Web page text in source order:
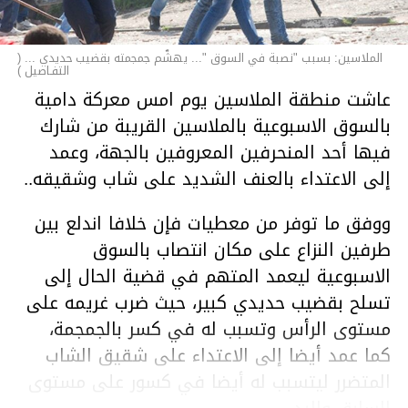
الملاسين: بسبب "نصبة في السوق "... يهشّم جمجمته بقضيب حديدي ... (
التفـاصيل )
عاشت منطقة الملاسين يوم امس معركة دامية
بالسوق الاسبوعية بالملاسين القريبة من شارك
فيها أحد المنحرفين المعروفين بالجهة، وعمد
إلى الاعتداء بالعنف الشديد على شاب وشقيقه..
ووفق ما توفر من معطيات فإن خلافا اندلع بين
طرفين النزاع على مكان انتصاب بالسوق
الاسبوعية ليعمد المتهم في قضية الحال إلى
تسلح بقضيب حديدي كبير، حيث ضرب غريمه على
مستوى الرأس وتسبب له في كسر بالجمجمة،
كما عمد أيضا إلى الاعتداء على شقيق الشاب
المتضرر ليتسبب له أيضا في كسور على مستوى